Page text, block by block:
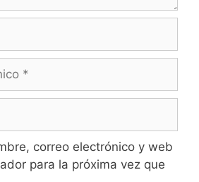
correo electrónico y web
para la próxima vez que